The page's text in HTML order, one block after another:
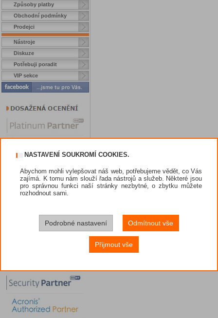
Způsoby platby
Obchodní podmínky
Prodejci
Nástroje
Diskuze
Potřebuji poradit
VIP sekce
NASTAVENÍ SOUKROMÍ COOKIES.
Abychom mohli vylepšovat náš web, potřebujeme vědět, co Vás
zajímá. K tomu nám slouží řada nástrojů a služeb. Některé jsou
pro správnou funkci naší stránky nezbytné, o zbytku můžete
rozhodnout sami.
Podrobné nastavení Odmítnout vše
Přijmout vše